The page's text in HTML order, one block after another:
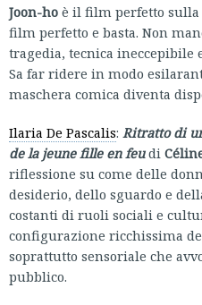
Joon-ho è il film perfetto sulla
film perfetto e basta. Non
tragedia, tecnica ineccepibile
Sa far ridere in modo
maschera comica diventa
Ilaria De Pascalis: Ritratto di
de la jeune fille en feudi
riflessione su come delle
desiderio, dello sguardo e
costanti di ruoli sociali e
configurazione ricchissima
soprattutto sensoriale che
pubblico.